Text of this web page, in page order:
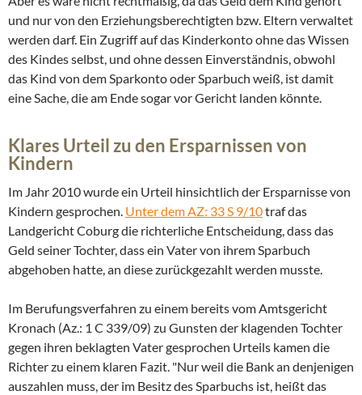
und nur von den Erziehungsberechtigten bzw. Eltern verwaltet
werden darf. Ein Zugriff auf das Kinderkonto ohne das Wissen
des Kindes selbst, und ohne dessen Einverständnis, obwohl
das Kind von dem Sparkonto oder Sparbuch weiß, ist damit
eine Sache, die am Ende sogar vor Gericht landen könnte.
Klares Urteil zu den Ersparnissen von
Kindern
Im Jahr 2010 wurde ein Urteil hinsichtlich der Ersparnisse von
Kindern gesprochen. Unter dem AZ: 33 S 9/10traf das
Landgericht Coburg die richterliche Entscheidung, dass das
Geld seiner Tochter, dass ein Vater von ihrem Sparbuch
abgehoben hatte, an diese zurückgezahlt werden musste.
Im Berufungsverfahren zu einem bereits vom Amtsgericht
Kronach (Az.: 1 C 339/09) zu Gunsten der klagenden Tochter
gegen ihren beklagten Vater gesprochen Urteils kamen die
Richter zu einem klaren Fazit. "Nur weil die Bank an denjenigen
auszahlen muss, der im Besitz des Sparbuchs ist, heißt das